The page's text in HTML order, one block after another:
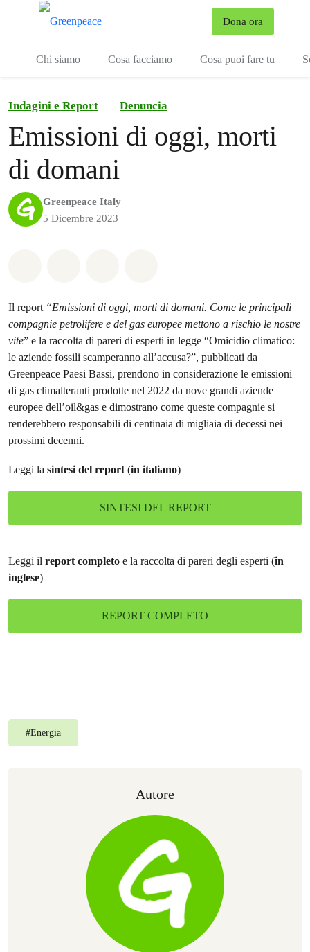
Dona ora
Chi siamo Cosa facciamo Cosa puoi fare tu
Indagini e Report Denuncia
Emissioni di oggi, morti
di domani
Greenpeace Italy
5 Dicembre 2023
Il report “Emissioni di oggi, morti di domani. Come le principali
compagnie petrolifere e del gas europee mettono a rischio le nostre
vite” e la raccolta di pareri di esperti in legge “Omicidio climatico:
le aziende fossili scamperanno all’accusa?”, pubblicati da
Greenpeace Paesi Bassi, prendono in considerazione le emissioni
di gas climalteranti prodotte nel 2022 da nove grandi aziende
europee dell’oil&gas e dimostrano come queste compagnie si
renderebbero responsabili di centinaia di migliaia di decessi nei
prossimi decenni.
Leggi la sintesi del report(in italiano)
SINTESI DEL REPORT
Leggi il report completo e la raccolta di pareri degli esperti (in
inglese)
REPORT COMPLETO
#Energia
Autore